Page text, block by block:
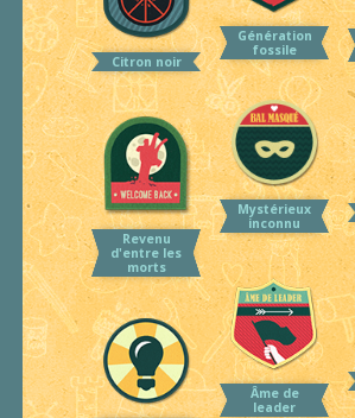
Citron noir
Génération
fossile
Mystérieux
inconnu
Revenu
d'entre les
morts
Âme de
leader